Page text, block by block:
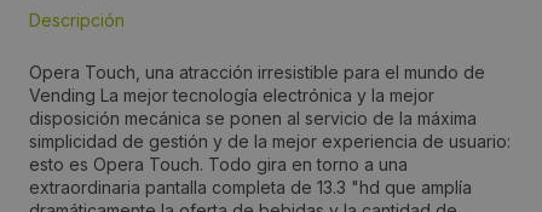
Descripción
Opera Touch, una atracción irresistible para el mundo de
Vending La mejor tecnología electrónica y la mejor
disposición mecánica se ponen al servicio de la máxima
simplicidad de gestión y de la mejor experiencia de usuario:
esto es Opera Touch. Todo gira en torno a una
extraordinaria pantalla completa de 13.3 "hd que amplía
Carmen Molina
Dirección:
Avda. Suiza, 11-13. Pol. P.A.L.